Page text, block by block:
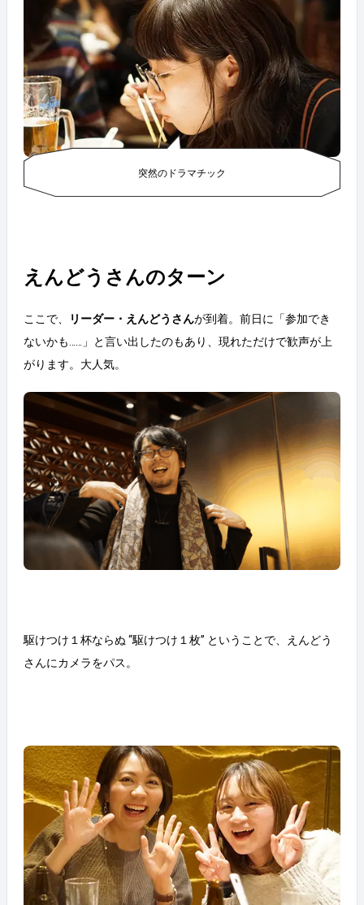
突然のドラマチック
えんどうさんのターン
ここで、 リーダー・えんどうさんが到着。前日に「参加でき
ないかも……」と言い出したのもあり、現れただけで歓声が上
がります。大人気。
駆けつけ１杯ならぬ “駆けつけ１枚” ということで、えんどう
さんにカメラをパス。